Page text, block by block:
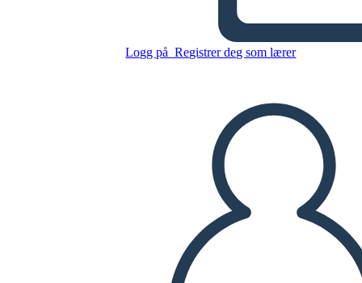
Logg på Registrer deg som lærer
Verano - Diagrama de los
Cinco Actos
Kopier dette storyboardet
LAGE ET STORYBOARD
SPILLE AV LYSBILDEFREMVISNING
LES FOR MEG